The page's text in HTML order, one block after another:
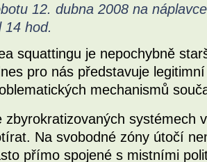
12. dubna 2008 na
14 hod.
squattingu je nepochybně
pro nás představuje
mechanismů
zbyrokratizovaných systémech
Na svobodné zóny útočí
přímo spojené s mistními